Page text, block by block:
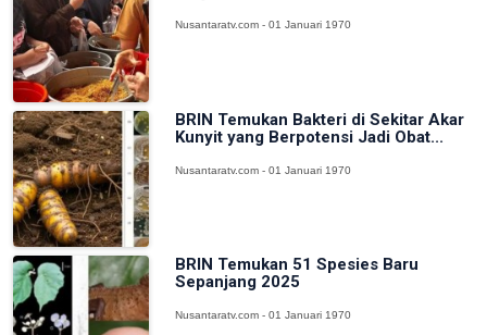
Nusantaratv.com - 01 Januari 1970
BRIN Temukan Bakteri di Sekitar Akar
Kunyit yang Berpotensi Jadi Obat...
Nusantaratv.com - 01 Januari 1970
BRIN Temukan 51 Spesies Baru
Sepanjang 2025
Nusantaratv.com - 01 Januari 1970